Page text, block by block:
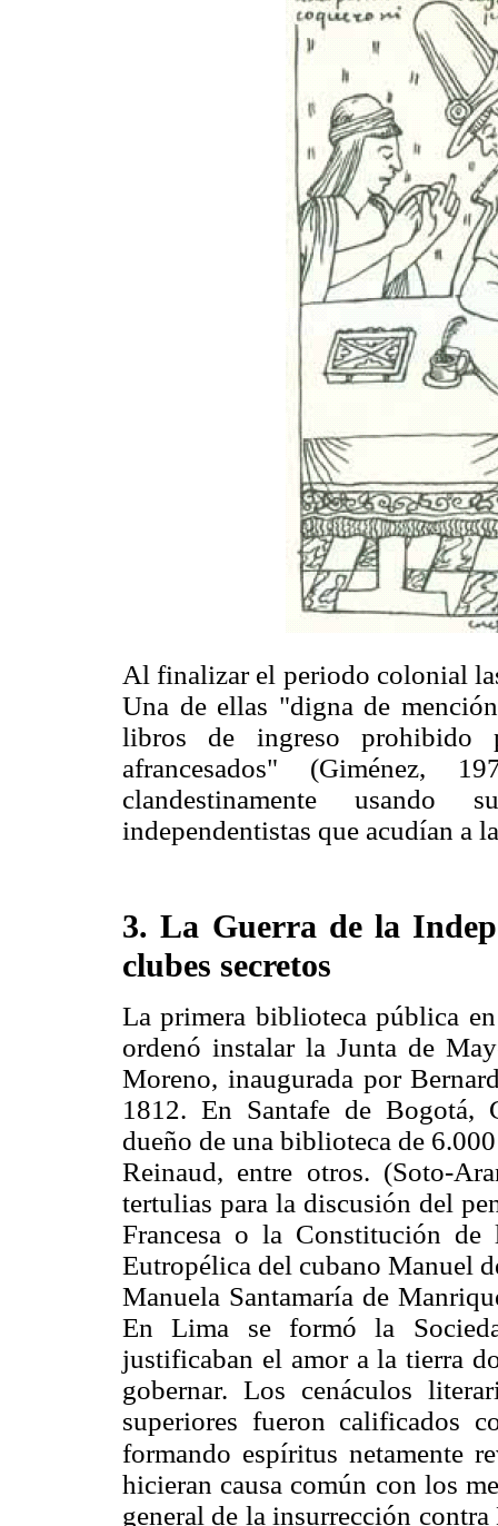
Al finalizar el periodo colonial
Una de ellas "digna de
libros de ingreso
afrancesados" (Giménez,
clandestinamente
independentistas que acudían a
3. La Guerra de la
clubes secretos
La primera biblioteca pública
ordenó instalar la Junta de
Moreno, inaugurada por
1812. En Santafe de Bogotá,
dueño de una biblioteca de
Reinaud, entre otros. (Soto-
tertulias para la discusión del
Francesa o la Constitución
Eutropélica del cubano Manuel
Manuela Santamaría de
En Lima se formó la
justificaban el amor a la tierra
gobernar. Los cenáculos
superiores fueron calificados
formando espíritus netamente
hicieran causa común con los
general de la insurrección